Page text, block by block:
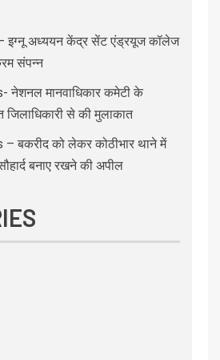
इग्नू अध्ययन केंद्र सेंट एंड्रयूज कॉलेज
संपन्न
नेशनल मानवाधिकार कमेटी के
जिलाधिकारी से की मुलाकात
बकरीद को लेकर कोठीभार थाने में
बनाए रखने की अपील